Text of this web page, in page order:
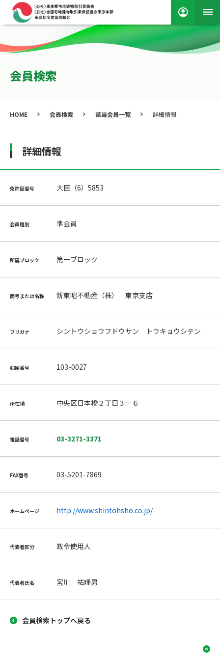
会員検索
HOME 会員検索 該当会員一覧 詳細情報
詳細情報
免許証番号 大臣（6）5853
会員種別 準会員
所属ブロック 第一ブロック
商号または名称 新東昭不動産（株） 東京支店
フリガナ シントウショウフドウサン トウキョウシテン
郵便番号 103-0027
所在地 中央区日本橋２丁目３－６
電話番号 03-3271-3371
FAX番号 03-5201-7869
ホームページ http://www.shintohsho.co.jp/
代表者区分 政令使用人
代表者氏名 宮川 祐輝男
会員検索トップへ戻る